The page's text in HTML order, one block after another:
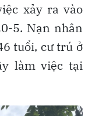
xảy ra vào
5. Nạn nhân
tuổi, cư trú ở
làm việc tại